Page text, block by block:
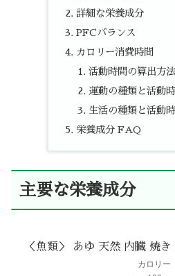
詳細な栄養成分
PFCバランス
カロリー消費時間
活動時間の算出方法
運動の種類と活動
生活の種類と活動
栄養成分 FAQ
主要な栄養成分
＜魚類＞ あゆ 天然 内臓 焼き